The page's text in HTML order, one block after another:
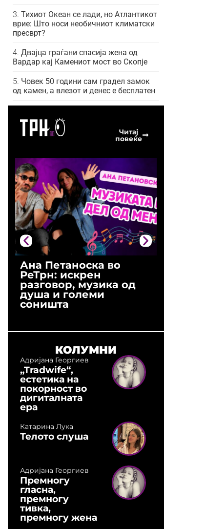
Тихиот Океан се лади, но Атлантикот
врие: Што носи необичниот климатски
пресврт?
Двајца граѓани спасија жена од
Вардар кај Камениот мост во Скопје
Човек 50 години сам градел замок
од камен, а влезот и денес е бесплатен
Читај
повеќе
Ана Петаноска во
РеТрн: искрен
разговор, музика од
душа и големи
соништа
КОЛУМНИ
Адријана Георгиев
„Tradwife“,
естетика на
покорност во
дигиталната
ера
Катарина Лука
Телото слуша
Адријана Георгиев
Премногу
гласна,
премногу
тивка,
премногу жена